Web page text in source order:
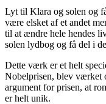
Lyt til Klara og solen og
være elsket af et andet
til at ændre hele hendes
solen lydbog og få del i
Dette værk er et helt
Nobelprisen, blev værket
argument for prisen, at
er helt unik.